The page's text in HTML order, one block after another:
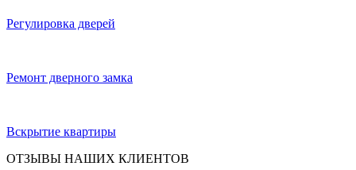
Регулировка дверей
Ремонт дверного замка
Вскрытие квартиры
ОТЗЫВЫ НАШИХ КЛИЕНТОВ